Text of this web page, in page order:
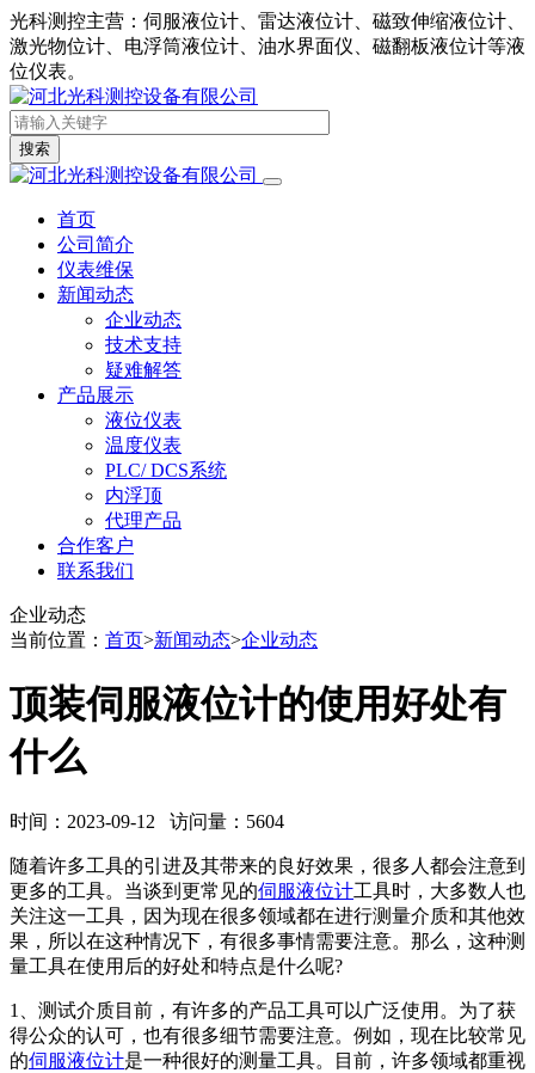
光科测控主营：伺服液位计、雷达液位计、磁致伸缩液位计、
激光物位计、电浮筒液位计、油水界面仪、磁翻板液位计等液
位仪表。
搜索
首页
公司简介
仪表维保
新闻动态
企业动态
技术支持
疑难解答
产品展示
液位仪表
温度仪表
PLC/ DCS系统
内浮顶
代理产品
合作客户
联系我们
企业动态
当前位置： 首页>新闻动态>企业动态
顶装伺服液位计的使用好处有
什么
时间：2023-09-12 访问量：5604
随着许多工具的引进及其带来的良好效果，很多人都会注意到
更多的工具。当谈到更常见的伺服液位计工具时，大多数人也
关注这一工具，因为现在很多领域都在进行测量介质和其他效
果，所以在这种情况下，有很多事情需要注意。那么，这种测
量工具在使用后的好处和特点是什么呢?
1、测试介质目前，有许多的产品工具可以广泛使用。为了获
得公众的认可，也有很多细节需要注意。例如，现在比较常见
的伺服液位计是一种很好的测量工具。目前，许多领域都重视